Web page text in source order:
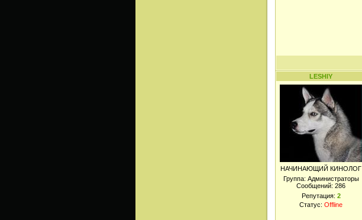
LESHIY
НАЧИНАЮЩИЙ КИНОЛОГ
Группа: Администраторы
Сообщений: 286
Репутация: 2
Статус: Offline